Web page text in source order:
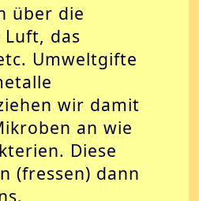
über die
das
Umweltgifte
wir damit
an wie
Diese
(fressen) dann